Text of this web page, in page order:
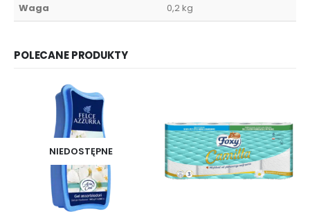
Waga 0,2 kg
POLECANE PRODUKTY
NIEDOSTĘPNE